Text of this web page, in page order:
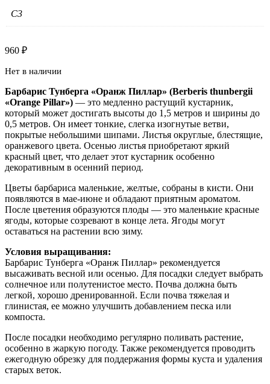
C3
960 ₽
Нет в наличии
Барбарис Тунберга «Оранж Пиллар» (Berberis thunbergii
«Orange Pillar») — это медленно растущий кустарник,
который может достигать высоты до 1,5 метров и ширины до
0,5 метров. Он имеет тонкие, слегка изогнутые ветви,
покрытые небольшими шипами. Листья округлые, блестящие,
оранжевого цвета. Осенью листья приобретают яркий
красный цвет, что делает этот кустарник особенно
декоративным в осенний период.
Цветы барбариса маленькие, желтые, собраны в кисти. Они
появляются в мае-июне и обладают приятным ароматом.
После цветения образуются плоды — это маленькие красные
ягоды, которые созревают в конце лета. Ягоды могут
оставаться на растении всю зиму.
Условия выращивания:
Барбарис Тунберга «Оранж Пиллар» рекомендуется
высаживать весной или осенью. Для посадки следует выбрать
солнечное или полутенистое место. Почва должна быть
легкой, хорошо дренированной. Если почва тяжелая и
глинистая, ее можно улучшить добавлением песка или
компоста.
После посадки необходимо регулярно поливать растение,
особенно в жаркую погоду. Также рекомендуется проводить
ежегодную обрезку для поддержания формы куста и удаления
старых веток.